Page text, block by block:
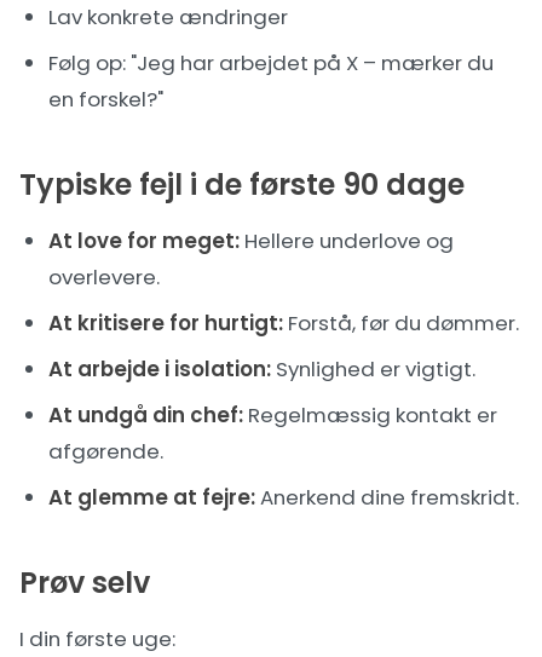
Lav konkrete ændringer
Følg op: "Jeg har arbejdet på X – mærker du
en forskel?"
Typiske fejl i de første 90 dage
At love for meget: Hellere underlove og
overlevere.
At kritisere for hurtigt: Forstå, før du dømmer.
At arbejde i isolation: Synlighed er vigtigt.
At undgå din chef: Regelmæssig kontakt er
afgørende.
At glemme at fejre:Anerkend dine fremskridt.
Prøv selv
I din første uge: